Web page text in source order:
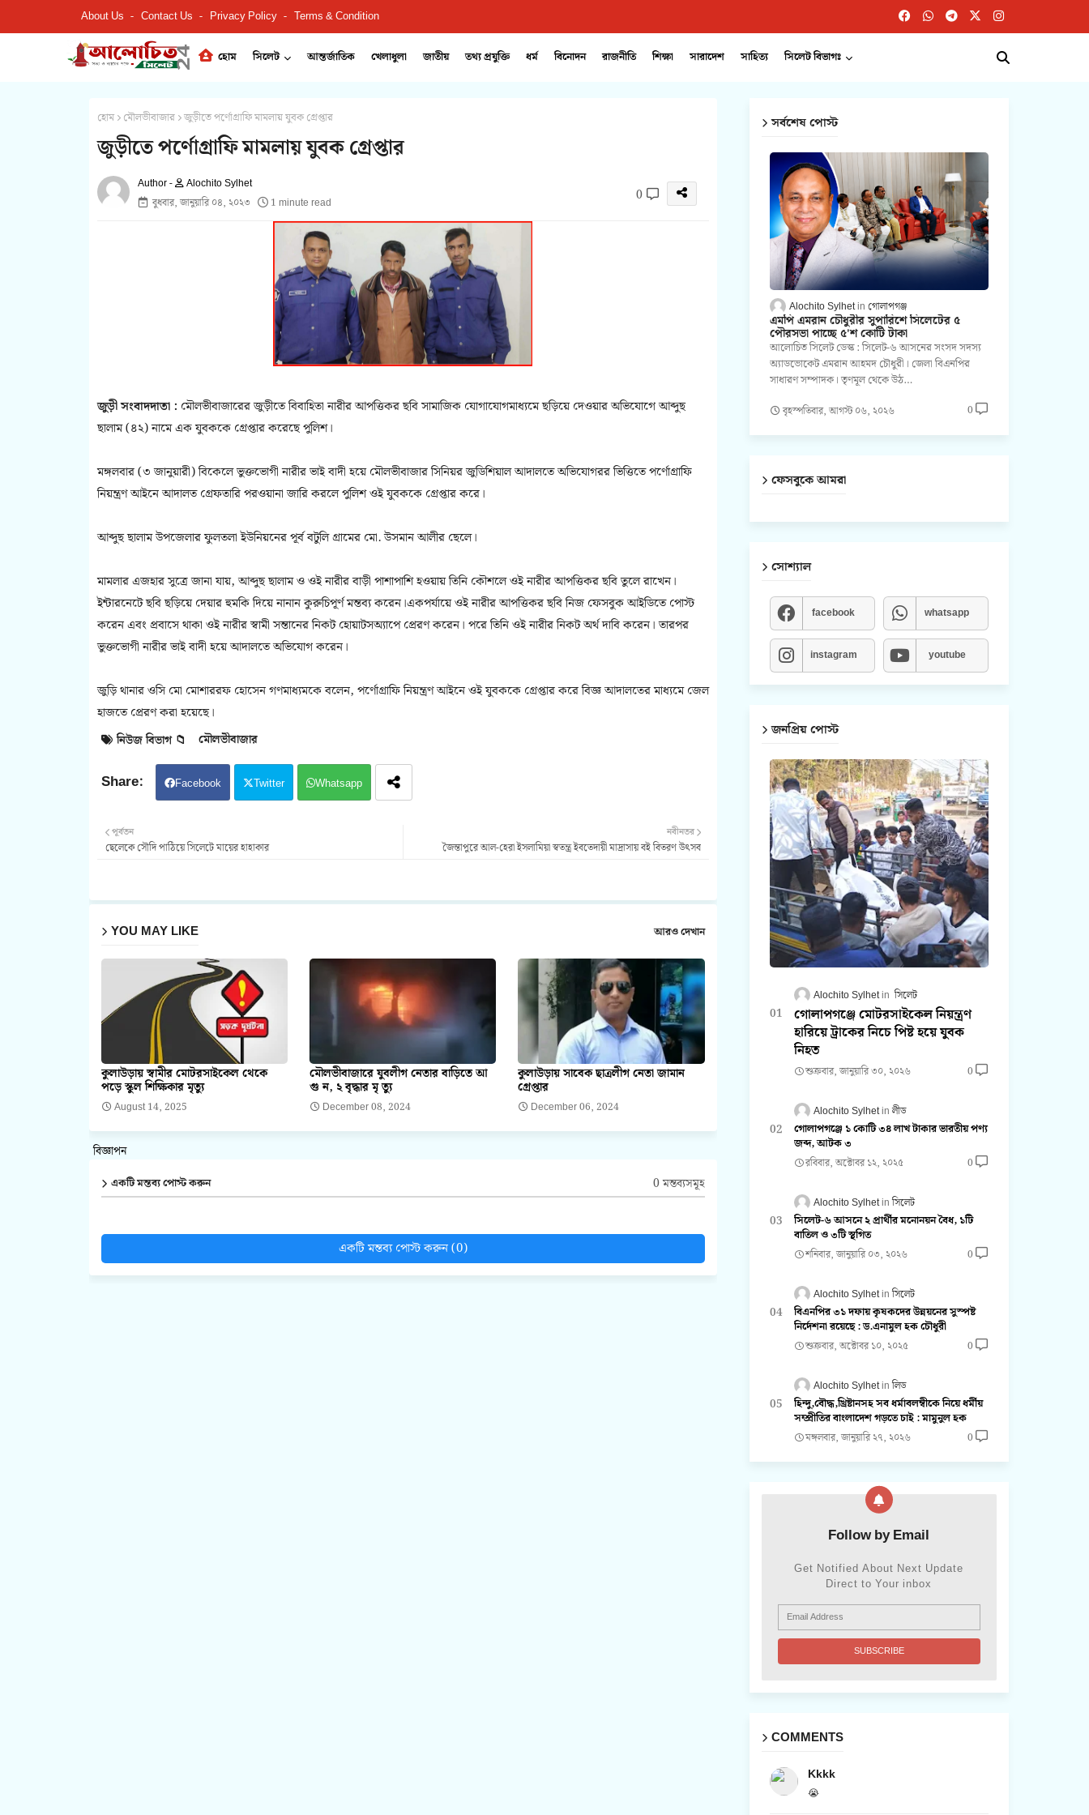
About Us Contact Us Privacy Policy Terms & Condition
হোম সিলেট আন্তর্জাতিক খেলাধুলা জাতীয় তথ্য প্রযুক্তি ধর্ম বিনোদন রাজনীতি শিক্ষা সারাদেশ সাহিত্য সিলেট বিভাগঃ
হোম মৌলভীবাজার জুড়ীতে পর্ণোগ্রাফি মামলায় যুবক গ্রেপ্তার
জুড়ীতে পর্ণোগ্রাফি মামলায় যুবক গ্রেপ্তার
Alochito Sylhet
বুধবার, জানুয়ারি ০৪, ২০২৩
1 minute read 0
জুড়ী সংবাদদাতা : মৌলভীবাজারের জুড়ীতে বিবাহিতা নারীর আপত্তিকর ছবি সামাজিক যোগাযোগমাধ্যমে ছড়িয়ে দেওয়ার অভিযোগে আব্দুছ
ছালাম (৪২) নামে এক যুবককে গ্রেপ্তার করেছে পুলিশ।
মঙ্গলবার (৩ জানুয়ারী) বিকেলে ভুক্তভোগী নারীর ভাই বাদী হয়ে মৌলভীবাজার সিনিয়র জুডিশিয়াল আদালতে অভিযোগরর ভিত্তিতে পর্ণোগ্রাফি
নিয়ন্ত্রণ আইনে আদালত গ্রেফতারি পরওয়ানা জারি করলে পুলিশ ওই যুবককে গ্রেপ্তার করে।
আব্দুছ ছালাম উপজেলার ফুলতলা ইউনিয়নের পূর্ব বটুলি গ্রামের মো. উসমান আলীর ছেলে।
মামলার এজহার সুত্রে জানা যায়, আব্দুছ ছালাম ও ওই নারীর বাড়ী পাশাপাশি হওয়ায় তিনি কৌশলে ওই নারীর আপত্তিকর ছবি তুলে রাখেন।
ইন্টারনেটে ছবি ছড়িয়ে দেয়ার হুমকি দিয়ে নানান কুরুচিপূর্ণ মন্তব্য করেন।একপর্যায়ে ওই নারীর আপত্তিকর ছবি নিজ ফেসবুক আইডিতে পোস্ট
করেন এবং প্রবাসে থাকা ওই নারীর স্বামী সন্তানের নিকট হোয়াটসঅ্যাপে প্রেরণ করেন। পরে তিনি ওই নারীর নিকট অর্থ দাবি করেন। তারপর
ভুক্তভোগী নারীর ভাই বাদী হয়ে আদালতে অভিযোগ করেন।
জুড়ি থানার ওসি মো মোশাররফ হোসেন গণমাধ্যমকে বলেন, পর্ণোগ্রাফি নিয়ন্ত্রণ আইনে ওই যুবককে গ্রেপ্তার করে বিজ্ঞ আদালতের মাধ্যমে জেল
হাজতে প্রেরণ করা হয়েছে।
নিউজ বিভাগ 📁 মৌলভীবাজার
Facebook Twitter Whatsapp
নবীনতর
জৈন্তাপুরে আল-হেরা ইসলামিয়া স্বতন্ত্র ইবতেদায়ী মাদ্রাসায় বই বিতরণ উৎসব
পূর্বতন
ছেলেকে সৌদি পাঠিয়ে সিলেটে মায়ের হাহাকার
YOU MAY LIKE আরও দেখান
কুলাউড়ায় স্বামীর মোটরসাইকেল থেকে
পড়ে স্কুল শিক্ষিকার মৃত্যু
August 14, 2025
মৌলভীবাজারে যুবলীগ নেতার বাড়িতে আ
গু ন, ২ বৃদ্ধার মৃ ত্যু
December 08, 2024
কুলাউড়ায় সাবেক ছাত্রলীগ নেতা জামান
গ্রেপ্তার
December 06, 2024
বিজ্ঞাপন
একটি মন্তব্য পোস্ট করুন 0 মন্তব্যসমূহ
একটি মন্তব্য পোস্ট করুন (0)
সর্বশেষ পোস্ট
Alochito Sylhet গোলাপগঞ্জ
এমপি এমরান চৌধুরীর সুপারিশে সিলেটের ৫
পৌরসভা পাচ্ছে ৫'শ কোটি টাকা
আলোচিত সিলেট ডেস্ক : সিলেট-৬ আসনের সংসদ সদস্য
অ্যাডভোকেট এমরান আহমদ চৌধুরী। জেলা বিএনপির
সাধারণ সম্পাদক। তৃণমূল থেকে উঠ…
বৃহস্পতিবার, আগস্ট ০৬, ২০২৬ 0
ফেসবুকে আমরা
সোশ্যাল
facebook whatsapp
instagram youtube
জনপ্রিয় পোস্ট
Alochito Sylhet সিলেট
গোলাপগঞ্জে মোটরসাইকেল নিয়ন্ত্রণ
হারিয়ে ট্রাকের নিচে পিষ্ট হয়ে যুবক
নিহত
শুক্রবার, জানুয়ারি ৩০, ২০২৬ 0
Alochito Sylhet লীড
গোলাপগঞ্জে ১ কোটি ৩৪ লাখ টাকার ভারতীয় পণ্য
জব্দ, আটক ৩
রবিবার, অক্টোবর ১২, ২০২৫ 0
Alochito Sylhet সিলেট
সিলেট-৬ আসনে ২ প্রার্থীর মনোনয়ন বৈধ, ১টি
বাতিল ও ৩টি স্থগিত
শনিবার, জানুয়ারি ০৩, ২০২৬ 0
Alochito Sylhet সিলেট
বিএনপির ৩১ দফায় কৃষকদের উন্নয়নের সুস্পষ্ট
নির্দেশনা রয়েছে : ড.এনামুল হক চৌধুরী
শুক্রবার, অক্টোবর ১০, ২০২৫ 0
Alochito Sylhet লিড
হিন্দু,বৌদ্ধ,খ্রিষ্টানসহ সব ধর্মাবলম্বীকে নিয়ে ধর্মীয়
সম্প্রীতির বাংলাদেশ গড়তে চাই : মামুনুল হক
মঙ্গলবার, জানুয়ারি ২৭, ২০২৬ 0
Follow by Email
Get Notified About Next Update
Direct to Your inbox
COMMENTS
Kkkk
😭